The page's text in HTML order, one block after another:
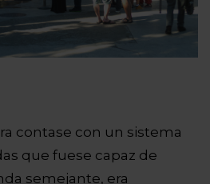
contase con un sistema
que fuese capaz de
semejante, era